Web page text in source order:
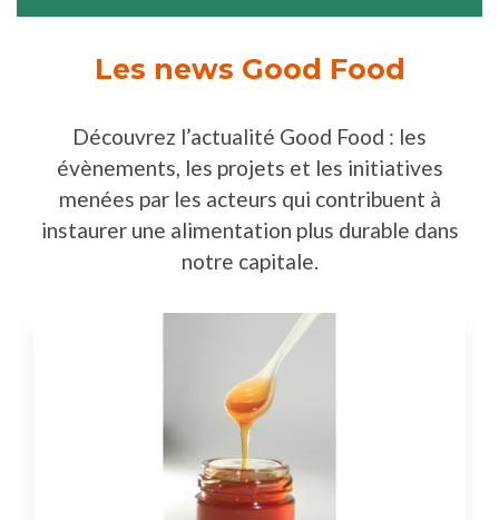
Les news Good Food
Découvrez l’actualité Good Food : les
évènements, les projets et les initiatives
menées par les acteurs qui contribuent à
instaurer une alimentation plus durable dans
notre capitale.